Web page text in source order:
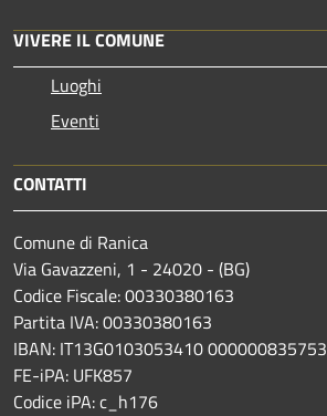
VIVERE IL COMUNE
Luoghi
Eventi
CONTATTI
Comune di Ranica
Via Gavazzeni, 1 - 24020 - (BG)
Codice Fiscale: 00330380163
Partita IVA: 00330380163
IBAN: IT13G0103053410 000000835753
FE-iPA: UFK857
Codice iPA: c_h176